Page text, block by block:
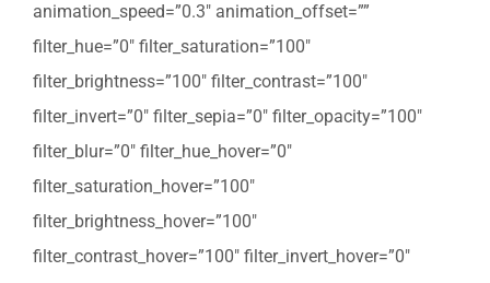
animation_speed=”0.3″ animation_offset=””
filter_hue=”0″ filter_saturation=”100″
filter_brightness=”100″ filter_contrast=”100″
filter_invert=”0″ filter_sepia=”0″ filter_opacity=”100″
filter_blur=”0″ filter_hue_hover=”0″
filter_saturation_hover=”100″
filter_brightness_hover=”100″
filter_contrast_hover=”100″ filter_invert_hover=”0″